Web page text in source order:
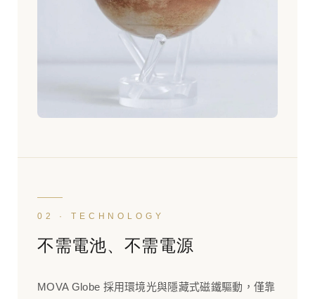
02 · TECHNOLOGY
不需電池、不需電源
MOVA Globe 採用環境光與隱藏式磁鐵驅動，僅靠